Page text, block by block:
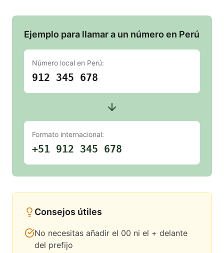
Ejemplo para llamar a un número en Perú
Número local en Perú:
912 345 678
Formato internacional:
+51 912 345 678
Consejos útiles
No necesitas añadir el 00 ni el + delante
del prefijo